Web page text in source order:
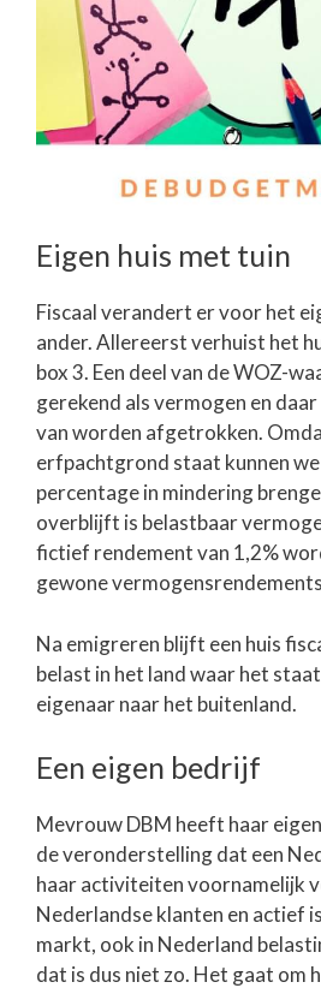
Eigen huis met tuin
Fiscaal verandert er voor het
ander. Allereerst verhuist het
box 3. Een deel van de WOZ-
gerekend als vermogen en
van worden afgetrokken.
erfpachtgrond staat kunnen
percentage in mindering
overblijft is belastbaar
fictief rendement van 1,2%
gewone
Na emigreren blijft een huis
belast in het land waar het
eigenaar naar het buitenland.
Een eigen bedrijf
Mevrouw DBM heeft haar
de veronderstelling dat een
haar activiteiten voornamelijk
Nederlandse klanten en actief
markt, ook in Nederland
dat is dus niet zo. Het gaat om